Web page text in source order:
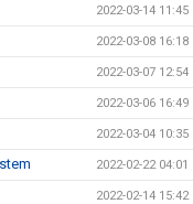
2022-03-14 11:45
2022-03-08 16:18
2022-03-07 12:54
2022-03-06 16:49
2022-03-04 10:35
2022-02-22 04:01
2022-02-14 15:42